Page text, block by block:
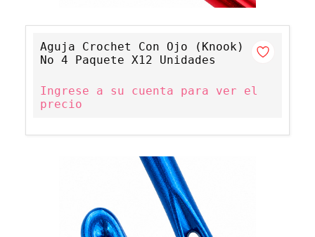
Aguja Crochet Con Ojo (Knook)
No 4 Paquete X12 Unidades
Ingrese a su cuenta para ver el
precio